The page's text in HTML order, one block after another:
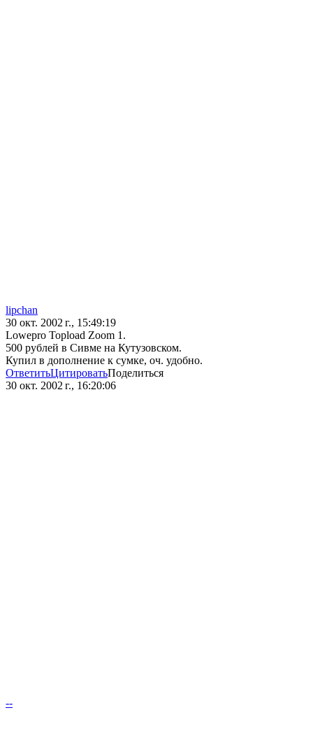
lipchan
30 окт. 2002 г., 15:49:19
Lowepro Topload Zoom 1.
500 рублей в Сивме на Кутузовском.
Купил в дополнение к сумке, оч. удобно.
ОтветитьЦитироватьПоделиться
30 окт. 2002 г., 16:20:06
--